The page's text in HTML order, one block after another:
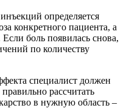
определяется
конкретного пациента, а
боль появилась снова,
по количеству
специалист должен
рассчитать
в нужную область –